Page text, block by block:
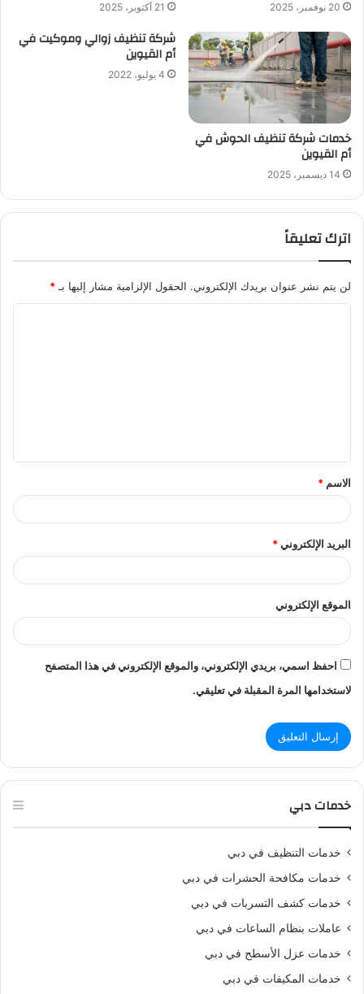
20 نوفمبر، 2025 21 أكتوبر، 2025
خدمات شركة تنظيف الحوش في
أم القيوين
14 ديسمبر، 2025
شركة تنظيف زوالي وموكيت في
أم القيوين
4 يوليو، 2022
اترك تعليقاً
لن يتم نشر عنوان بريدك الإلكتروني. الحقول الإلزامية مشار إليها بـ *
ق
*
الاسم *
البريد الإلكتروني*
الموقع الإلكتروني
احفظ اسمي، بريدي الإلكتروني، والموقع الإلكتروني في هذا المتصفح
لاستخدامها المرة المقبلة في تعليقي.
خدمات دبي
خدمات التنظيف في دبي
خدمات مكافحة الحشرات في دبي
خدمات كشف التسربات في دبي
عاملات بنظام الساعات في دبي
خدمات عزل الأسطح في دبي
خدمات المكيفات في دبي